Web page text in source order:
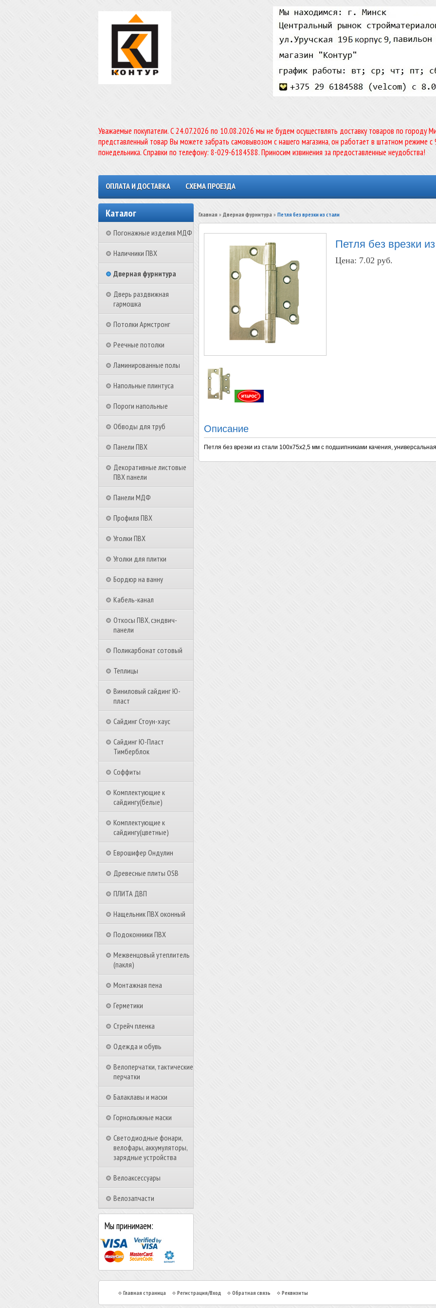
Уважаемые покупатели. C 24.07.2026 по 10.08.2026 мы не будем осуществлять доставку товаров по городу
представленный товар Вы можете забрать самовывозом с нашего магазина, он работает в штатном режиме
понедельника. Справки по телефону: 8-029-6184588. Приносим извинения за предоставленные неудобства!
ОПЛАТА И ДОСТАВКА СХЕМА ПРОЕЗДА
Каталог
Погонажные изделия МДФ
Наличники ПВХ
Дверная фурнитура
Дверь раздвижная
гармошка
Потолки Армстронг
Реечные потолки
Ламинированные полы
Напольные плинтуса
Пороги напольные
Обводы для труб
Панели ПВХ
Декоративные листовые
ПВХ панели
Панели МДФ
Профиля ПВХ
Уголки ПВХ
Уголки для плитки
Бордюр на ванну
Кабель-канал
Откосы ПВХ, сэндвич-
панели
Поликарбонат сотовый
Теплицы
Виниловый сайдинг Ю-
пласт
Сайдинг Стоун-хаус
Сайдинг Ю-Пласт
Тимберблок
Соффиты
Комплектующие к
сайдингу(белые)
Комплектующие к
сайдингу(цветные)
Еврошифер Ондулин
Древесные плиты OSB
ПЛИТА ДВП
Нащельник ПВХ оконный
Подоконники ПВХ
Межвенцовый утеплитель
(пакля)
Монтажная пена
Герметики
Стрейч пленка
Одежда и обувь
Велоперчатки, тактические
перчатки
Балаклавы и маски
Горнолыжные маски
Светодиодные фонари,
велофары, аккумуляторы,
зарядные устройства
Велоаксессуары
Велозапчасти
Мы принимаем:
Главная » Дверная фурнитура » Петля без врезки из стали
Петля без врезки
Цена: 7.02 руб.
Описание
Петля без врезки из стали 100х75х2,5 мм с подшипниками качения, универсальная
Главная страница Регистрация/Вход Обратная связь Реквизиты